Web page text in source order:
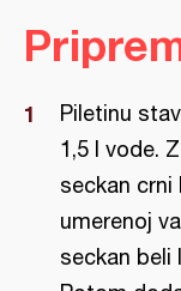
Piletinu
1,5 l vode.
seckan crni
umerenoj
seckan beli